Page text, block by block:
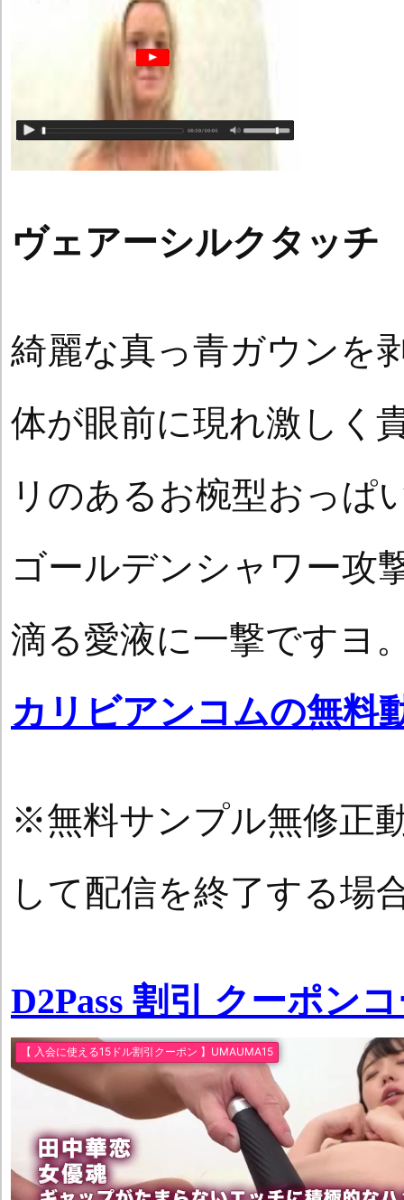
ヴェアーシルクタッチ
綺麗な真っ青ガウンを
体が眼前に現れ激しく
リのあるお椀型おっぱ
ゴールデンシャワー攻
滴る愛液に一撃ですヨ
カリビアンコムの無料
※無料サンプル無修正
して配信を終了する場
D2Pass 割引 クーポン